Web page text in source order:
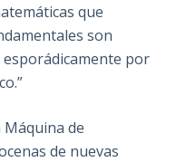
que
son
esporádicamente por
de
de nuevas